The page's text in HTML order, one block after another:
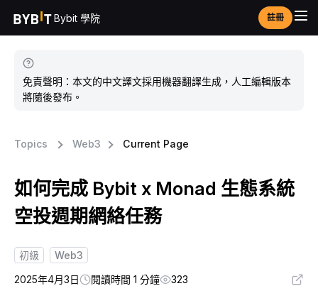
Bybit 學院 註冊
免責聲明：本文的中文譯文採用機器翻譯生成，人工編輯版本
將隨後發布。
Topics Web3 Current Page
如何完成 Bybit x Monad 生態系統
空投週期網絡任務
初級
Web3
2025年4月3日
閱讀時間 1 分鐘 323